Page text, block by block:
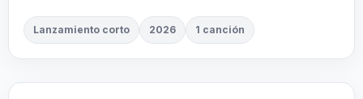
Lanzamiento corto 2026 1 canción